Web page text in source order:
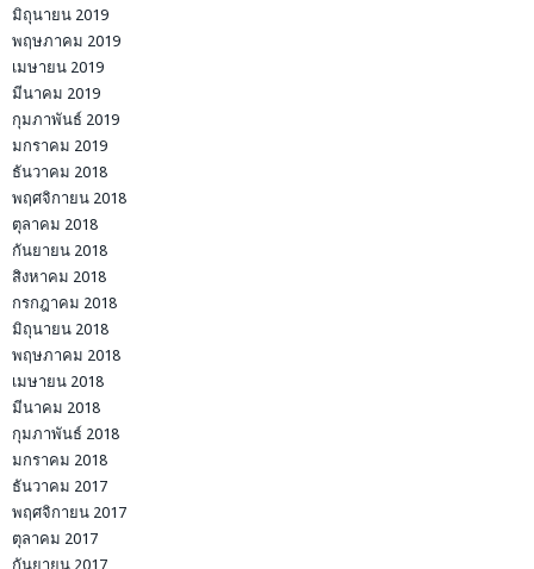
มิถุนายน 2019
พฤษภาคม 2019
เมษายน 2019
มีนาคม 2019
กุมภาพันธ์ 2019
มกราคม 2019
ธันวาคม 2018
พฤศจิกายน 2018
ตุลาคม 2018
กันยายน 2018
สิงหาคม 2018
กรกฎาคม 2018
มิถุนายน 2018
พฤษภาคม 2018
เมษายน 2018
มีนาคม 2018
กุมภาพันธ์ 2018
มกราคม 2018
ธันวาคม 2017
พฤศจิกายน 2017
ตุลาคม 2017
กันยายน 2017